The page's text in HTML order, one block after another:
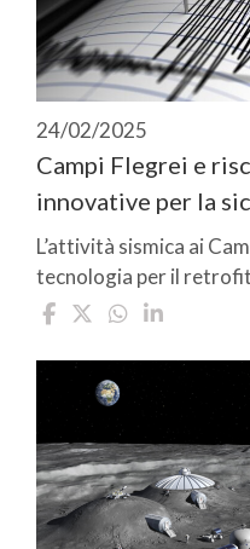
24/02/2025
Campi Flegrei e
innovative per la
L’attività sismica ai
tecnologia per il